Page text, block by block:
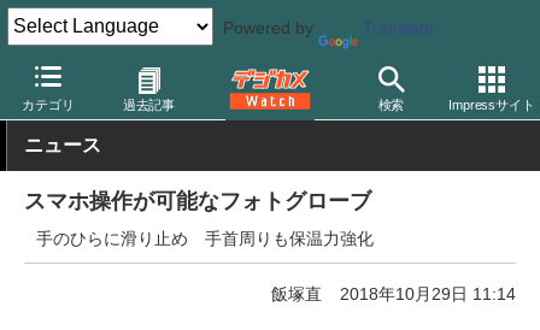
Powered by Translate
カテゴリ 過去記事 検索 Impressサイト
デジカメ Watch 撮影用品
ニュース
スマホ操作が可能なフォトグローブ
手のひらに滑り止め 手首周りも保温力強化
飯塚直 2018年10月29日 11:14